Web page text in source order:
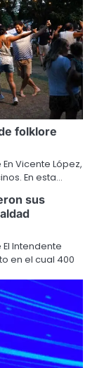
folklore
Vicente López,
En esta…
sus
Intendente
en el cual 400